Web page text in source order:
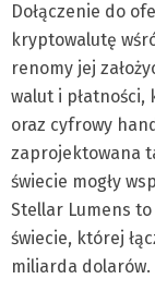
Dołączenie do
kryptowalutę
renomy jej
walut i płatności,
oraz cyfrowy
zaprojektowana
świecie mogły
Stellar Lumens
świecie, której
miliarda dolarów.